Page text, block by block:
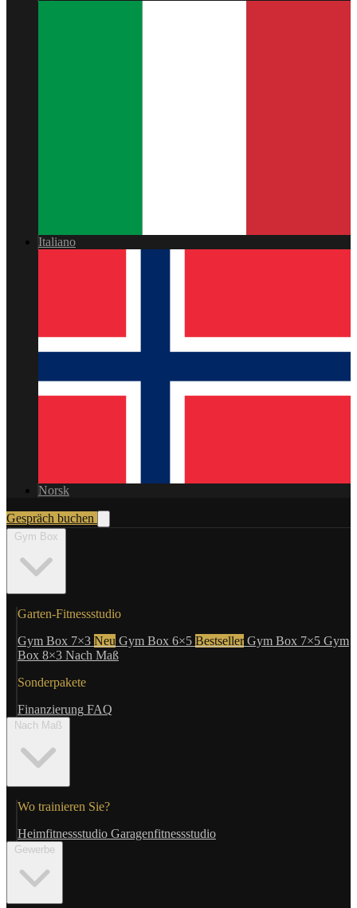
Italiano
Norsk
Gespräch buchen
Gym Box
Garten-Fitnessstudio
Gym Box 7×3 Neu Gym Box 6×5 Bestseller Gym Box 7×5 Gym
Box 8×3 Nach Maß
Sonderpakete
Finanzierung FAQ
Nach Maß
Wo trainieren Sie?
Heimfitnessstudio Garagenfitnessstudio
Gewerbe